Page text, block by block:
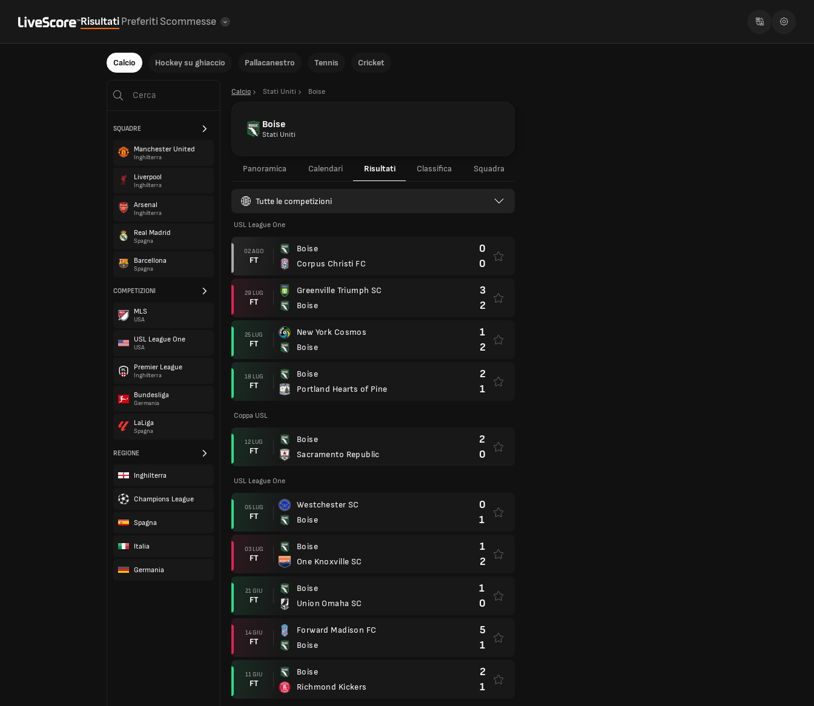
RisultatiPreferiti Scommesse
Calcio Hockey su ghiaccio Pallacanestro Tennis Cricket
SQUADRE
Manchester United
Inghilterra
Liverpool
Inghilterra
Arsenal
Inghilterra
Real Madrid
Spagna
Barcellona
Spagna
COMPETIZIONI
MLS
USA
USL League One
USA
Premier League
Inghilterra
Bundesliga
Germania
LaLiga
Spagna
REGIONE
Inghilterra
Champions League
Spagna
Italia
Germania
Calcio Stati Uniti Boise
Boise
Stati Uniti
Panoramica Calendari Risultati Classifica Squadra
Tutte le competizioni
USL League One
02 AGO
FT
Boise
Corpus Christi FC
0
0
29 LUG
FT
Greenville Triumph SC
Boise
3
2
25 LUG
FT
New York Cosmos
Boise
1
2
18 LUG
FT
Boise
Portland Hearts of Pine
2
1
Coppa USL
12 LUG
FT
Boise
Sacramento Republic
2
0
USL League One
05 LUG
FT
Westchester SC
Boise
0
1
03 LUG
FT
Boise
One Knoxville SC
1
2
21 GIU
FT
Boise
Union Omaha SC
1
0
14 GIU
FT
Forward Madison FC
Boise
5
1
11 GIU
FT
Boise
Richmond Kickers
2
1